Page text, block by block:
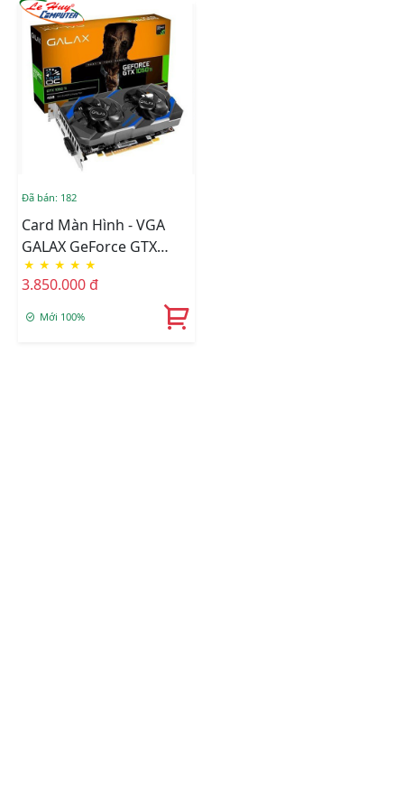
Đã bán: 182
Card Màn Hình - VGA
GALAX GeForce GTX
1050 Ti (1-Click OC)
★ ★ ★ ★ ★
3.850.000 đ
Mới 100%